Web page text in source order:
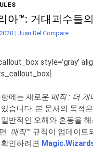
아™: 거대괴수들
| Juan Del Compare
style=’gray’
에는 새로운 매직 : 더 개
습니다. 본 문서의 목적
반적인 오해와 혼동을
매직™ 규칙이 업데이트
인하려면